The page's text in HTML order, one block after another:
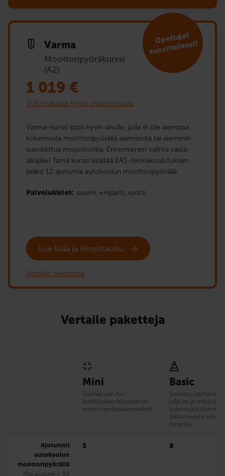
Varma
Moottoripyöräkurssi
(A2)
Opet­tajat
suosit­televat!
1 019 €
Voit maksaa myös osamaksulla
Varma-kurssi sopii hyvin sinulle, jolla ei ole aiempaa
kokemusta moottoripyörällä ajamisesta tai aiemmin
suoritettua mopokorttia. Erinomainen valinta vasta-
alkajille! Tämä kurssi sisältää EAS-teoriakoulutuksen
lisäksi 12 ajotuntia autokoulun moottoripyörällä.
Palvelukielet: suomi, englanti, ruotsi
Lue lisää ja ilmoittaudu
Vertaile paketteja
Vertaile paketteja
Mini
Sisältää vain A2-
korttiluokan lakisääteiset
minimiopetusvaatimukset.
Basic
Soveltuu parhaiten
jolla on jo
kokemusta
liikkumisesta esim.
mopolla.
Ajotunnit
autokoulun
moottoripyörällä
Yksi ajotunti = 50
5 8